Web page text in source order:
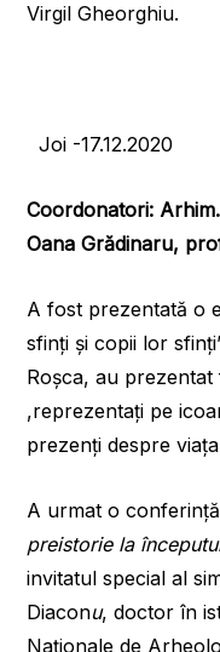
Virgil Gheorghiu.
Joi -17.12.2020
Coordonatori:
Oana Grădinaru,
A fost prezentată o
sfinți și copii lor
Roșca, au
,reprezentați pe
prezenți despre
A urmat o
preistorie la
invitatul special al
Diaconu, doctor în
Naționale de